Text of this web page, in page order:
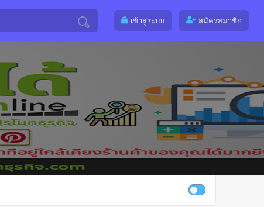
เข้าสู่ระบบ สมัครสมาชิก